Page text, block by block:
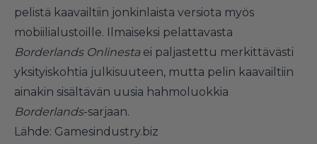
pelistä kaavailtiin jonkinlaista versiota myös
mobiilialustoille. Ilmaiseksi pelattavasta
Borderlands Onlinesta ei paljastettu merkittävästi
yksityiskohtia julkisuuteen, mutta pelin kaavailtiin
ainakin sisältävän uusia hahmoluokkia
Borderlands-sarjaan.
Lähde: Gamesindustry.biz